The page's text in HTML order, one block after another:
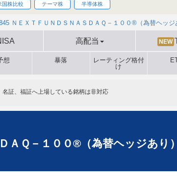
国株比較 テーマ株 半導体株
ＮＥＸＴＦＵＮＤＳＮＡＳＤＡＱ－１００®（為替ヘッ
高配当 NEW
想 暴落
レーティング格付
け
証、福証へ上場している銘柄は非対応
ＡＱ－１００®（為替ヘッジあり